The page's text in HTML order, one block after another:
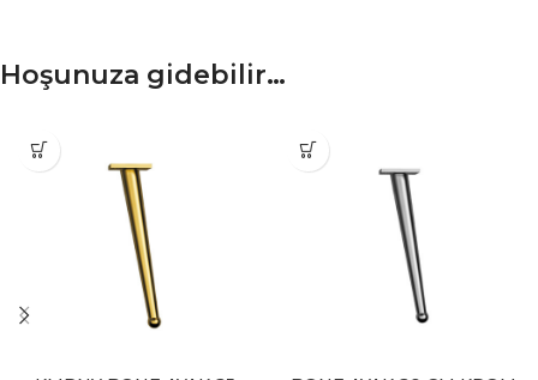
Hoşunuza gidebilir…